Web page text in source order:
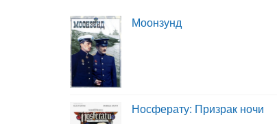
Моонзунд
Носферату: Призрак ночи